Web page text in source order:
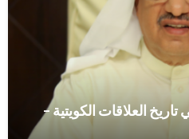
تاريخ العلاقات الكويتية –